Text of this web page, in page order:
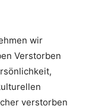
wir
Verstorben
verstorben